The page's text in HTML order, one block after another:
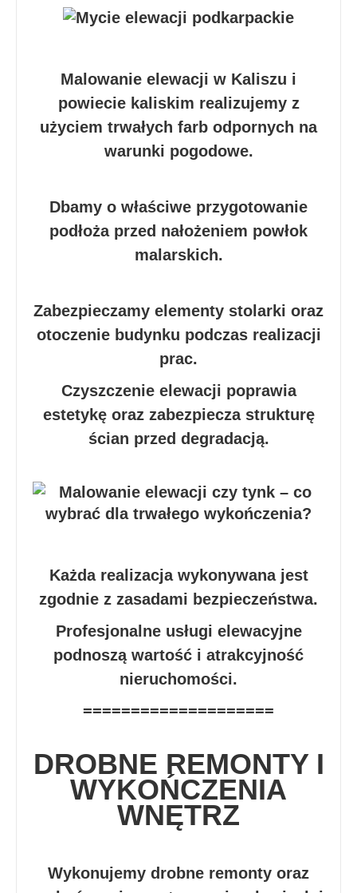
Malowanie elewacji w Kaliszu i
powiecie kaliskim realizujemy z
użyciem trwałych farb odpornych na
warunki pogodowe.
Dbamy o właściwe przygotowanie
podłoża przed nałożeniem powłok
malarskich.
Zabezpieczamy elementy stolarki oraz
otoczenie budynku podczas realizacji
prac.
Czyszczenie elewacji poprawia
estetykę oraz zabezpiecza strukturę
ścian przed degradacją.
Każda realizacja wykonywana jest
zgodnie z zasadami bezpieczeństwa.
Profesjonalne usługi elewacyjne
podnoszą wartość i atrakcyjność
nieruchomości.
====================
DROBNE REMONTY I
WYKOŃCZENIA
WNĘTRZ
Wykonujemy drobne remonty oraz